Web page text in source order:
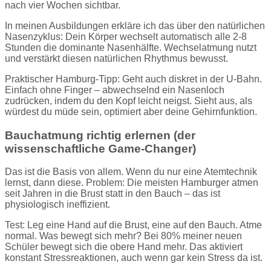
nach vier Wochen sichtbar.
In meinen Ausbildungen erkläre ich das über den natürlichen
Nasenzyklus: Dein Körper wechselt automatisch alle 2-8
Stunden die dominante Nasenhälfte. Wechselatmung nutzt
und verstärkt diesen natürlichen Rhythmus bewusst.
Praktischer Hamburg-Tipp: Geht auch diskret in der U-Bahn.
Einfach ohne Finger – abwechselnd ein Nasenloch
zudrücken, indem du den Kopf leicht neigst. Sieht aus, als
würdest du müde sein, optimiert aber deine Gehirnfunktion.
Bauchatmung richtig erlernen (der
wissenschaftliche Game-Changer)
Das ist die Basis von allem. Wenn du nur eine Atemtechnik
lernst, dann diese. Problem: Die meisten Hamburger atmen
seit Jahren in die Brust statt in den Bauch – das ist
physiologisch ineffizient.
Test: Leg eine Hand auf die Brust, eine auf den Bauch. Atme
normal. Was bewegt sich mehr? Bei 80% meiner neuen
Schüler bewegt sich die obere Hand mehr. Das aktiviert
konstant Stressreaktionen, auch wenn gar kein Stress da ist.